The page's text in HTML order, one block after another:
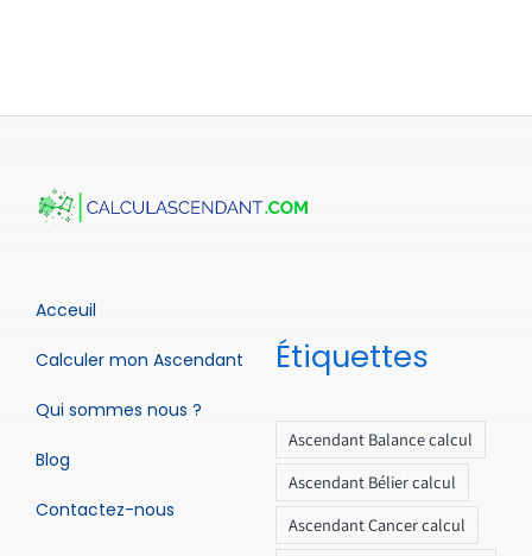
Acceuil
Calculer mon Ascendant
Qui sommes nous ?
Blog
Contactez-nous
Étiquettes
Ascendant Balance calcul
Ascendant Bélier calcul
Ascendant Cancer calcul